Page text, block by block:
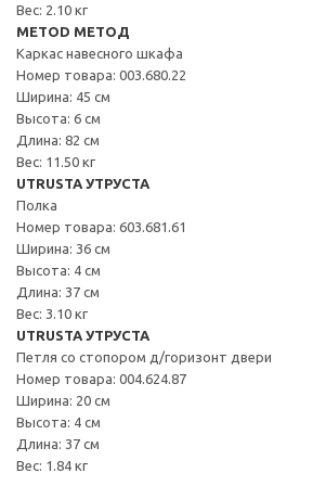
Вес: 2.10 кг
METOD МЕТОД
Каркас навесного шкафа
Номер товара: 003.680.22
Ширина: 45 см
Высота: 6 см
Длина: 82 см
Вес: 11.50 кг
UTRUSTA УТРУСТА
Полка
Номер товара: 603.681.61
Ширина: 36 см
Высота: 4 см
Длина: 37 см
Вес: 3.10 кг
UTRUSTA УТРУСТА
Петля со стопором д/горизонт двери
Номер товара: 004.624.87
Ширина: 20 см
Высота: 4 см
Длина: 37 см
Вес: 1.84 кг